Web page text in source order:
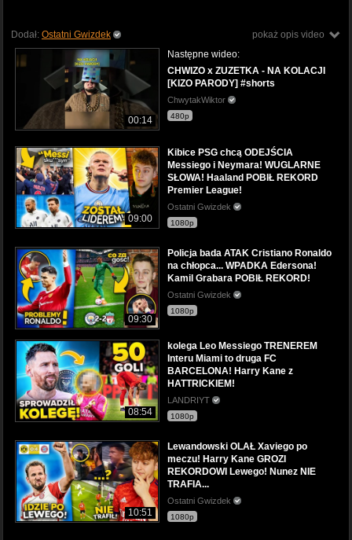
pokaż opis video
Dodał: Ostatni Gwizdek
00:14
Następne wideo:
CHWIZO x ZUZETKA - NA KOLACJI
[KIZO PARODY] #shorts
ChwytakWiktor
480p
09:00
Kibice PSG chcą ODEJŚCIA
Messiego i Neymara! WUGLARNE
SŁOWA! Haaland POBIŁ REKORD
Premier League!
Ostatni Gwizdek
1080p
09:30
Policja bada ATAK Cristiano Ronaldo
na chłopca... WPADKA Edersona!
Kamil Grabara POBIŁ REKORD!
Ostatni Gwizdek
1080p
08:54
kolega Leo Messiego TRENEREM
Interu Miami to druga FC
BARCELONA! Harry Kane z
HATTRICKIEM!
LANDRIYT
1080p
10:51
Lewandowski OLAŁ Xaviego po
meczu! Harry Kane GROZI
REKORDOWI Lewego! Nunez NIE
TRAFIA...
Ostatni Gwizdek
1080p